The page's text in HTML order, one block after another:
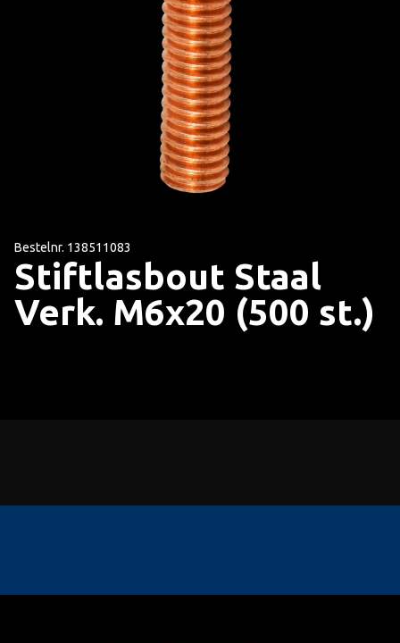
Bestelnr. 138511083
Stiftlasbout Staal
Verk. M6x20 (500 st.)